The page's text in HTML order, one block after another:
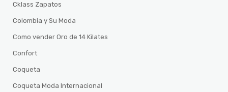
Cklass Zapatos
Colombia y Su Moda
Como vender Oro de 14 Kilates
Confort
Coqueta
Coqueta Moda Internacional